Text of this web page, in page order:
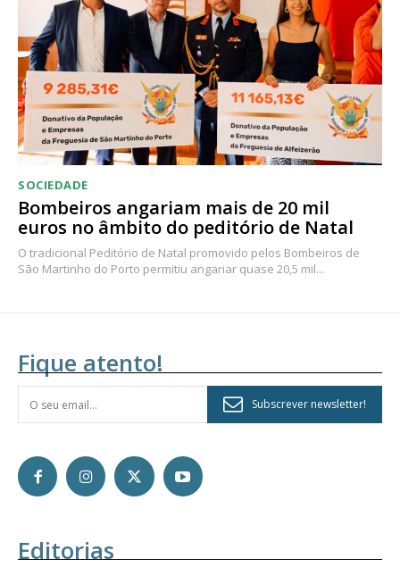
SOCIEDADE
Bombeiros angariam mais de 20 mil
euros no âmbito do peditório de Natal
O tradicional Peditório de Natal promovido pelos Bombeiros de
São Martinho do Porto permitiu angariar quase 20,5 mil...
Fique atento!
Subscrever newsletter!
Editorias